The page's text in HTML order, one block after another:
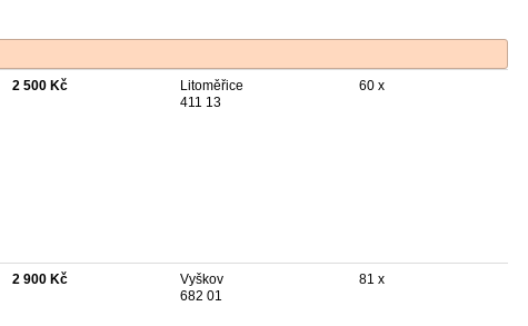
2 500 Kč
Litoměřice
411 13
60 x
2 900 Kč
Vyškov
682 01
81 x